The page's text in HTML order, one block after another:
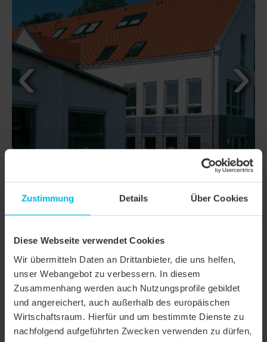
Zustimmung Details Über Cookies
Diese Webseite verwendet Cookies
Wir übermitteln Daten an Drittanbieter, die uns helfen,
unser Webangebot zu verbessern. In diesem
Zusammenhang werden auch Nutzungsprofile gebildet
und angereichert, auch außerhalb des europäischen
Wirtschaftsraum. Hierfür und um bestimmte Dienste zu
nachfolgend aufgeführten Zwecken verwenden zu dürfen,
DETAILS
MODELL AMBIENTE GERADSCHNITT
Produktfamilie Biberschwanzziegel AMBIENTE
Produktgruppe Dachziegel